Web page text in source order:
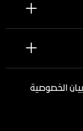
بيان الخصوصية